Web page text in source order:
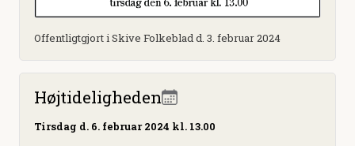
Offentligtgjort i Skive Folkeblad d. 3. februar 2024
Højtideligheden
Tirsdag d. 6. februar 2024 kl. 13.00